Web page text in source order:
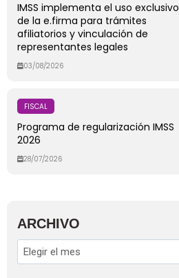
IMSS implementa el uso exclusivo
de la e.firma para trámites
afiliatorios y vinculación de
representantes legales
03/08/2026
FISCAL
Programa de regularización IMSS
2026
28/07/2026
ARCHIVO